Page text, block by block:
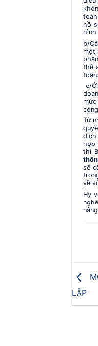
toán
hồ
hình
b/
một
thể
toán.
c/Ở
Từ
dịch
hợp
thì
sẽ
về
Hy
LẬP